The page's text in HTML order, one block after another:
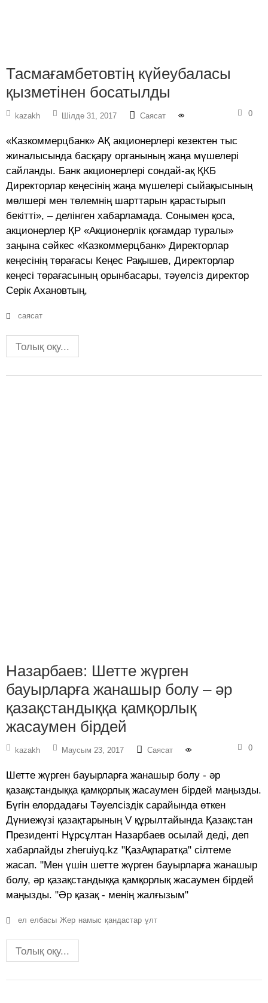
Тасмағамбетовтің күйеубаласы
қызметінен босатылды
kazakh Шілде 31, 2017 Саясат 0
«Казкоммерцбанк» АҚ акционерлері кезектен тыс
жиналысында басқару органының жаңа мүшелері
сайланды. Банк акционерлері сондай-ақ ҚКБ
Директорлар кеңесінің жаңа мүшелері сыйақысының
мөлшері мен төлемнің шарттарын қарастырып
бекітті», – делінген хабарламада. Сонымен қоса,
акционерлер ҚР «Акционерлік қоғамдар туралы»
заңына сәйкес «Казкоммерцбанк» Директорлар
кеңесінің төрағасы Кеңес Рақышев, Директорлар
кеңесі төрағасының орынбасары, тәуелсіз директор
Серік Ахановтың,
саясат
Толық оқу...
Назарбаев: Шетте жүрген
бауырларға жанашыр болу – әр
қазақстандыққа қамқорлық
жасаумен бірдей
kazakh Маусым 23, 2017 Саясат 0
Шетте жүрген бауырларға жанашыр болу - әр
қазақстандыққа қамқорлық жасаумен бірдей маңызды.
Бүгін елордадағы Тәуелсіздік сарайында өткен
Дүниежүзі қазақтарының V құрылтайында Қазақстан
Президенті Нұрсұлтан Назарбаев осылай деді, деп
хабарлайды zheruiyq.kz "ҚазАқпаратқа" сілтеме
жасап. "Мен үшін шетте жүрген бауырларға жанашыр
болу, әр қазақстандыққа қамқорлық жасаумен бірдей
маңызды. "Әр қазақ - менің жалғызым"
ел елбасы Жер намыс қандастар ұлт
Толық оқу...